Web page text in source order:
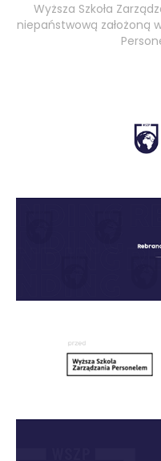
Wyższa Szkoła
niepaństwową założoną